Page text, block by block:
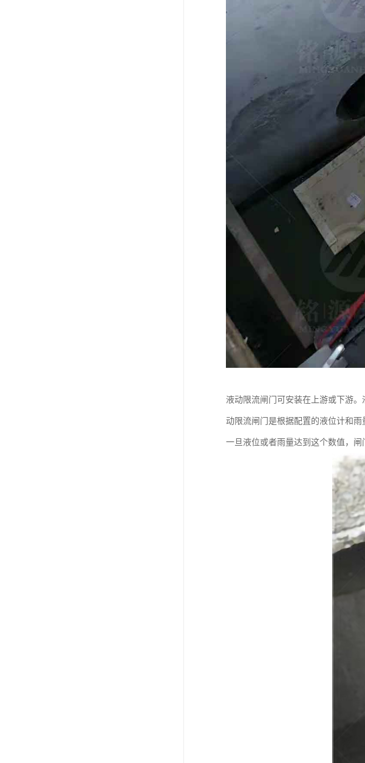
液动限流闸门可安装在上游或下游
动限流闸门是根据配置的液位计和
一旦液位或者雨量达到这个数值，